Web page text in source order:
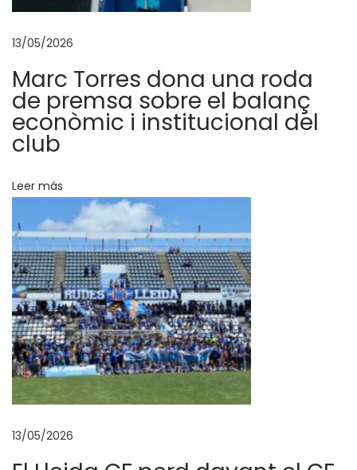
r
s
e
a
u
a
e
r
r
a
m
i
e
n
a
13/05/2026
Marc Torres dona una roda
de premsa sobre el balanç
econòmic i institucional del
club
Leer más
13/05/2026